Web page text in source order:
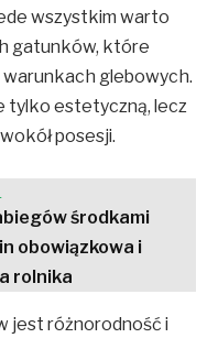
wszystkim warto
gatunków, które
warunkach glebowych.
tylko estetyczną, lecz
posesji.
środkami
obowiązkowa i
rolnika
jest różnorodność i